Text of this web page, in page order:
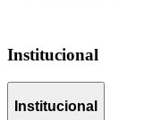
Institucional
Institucional